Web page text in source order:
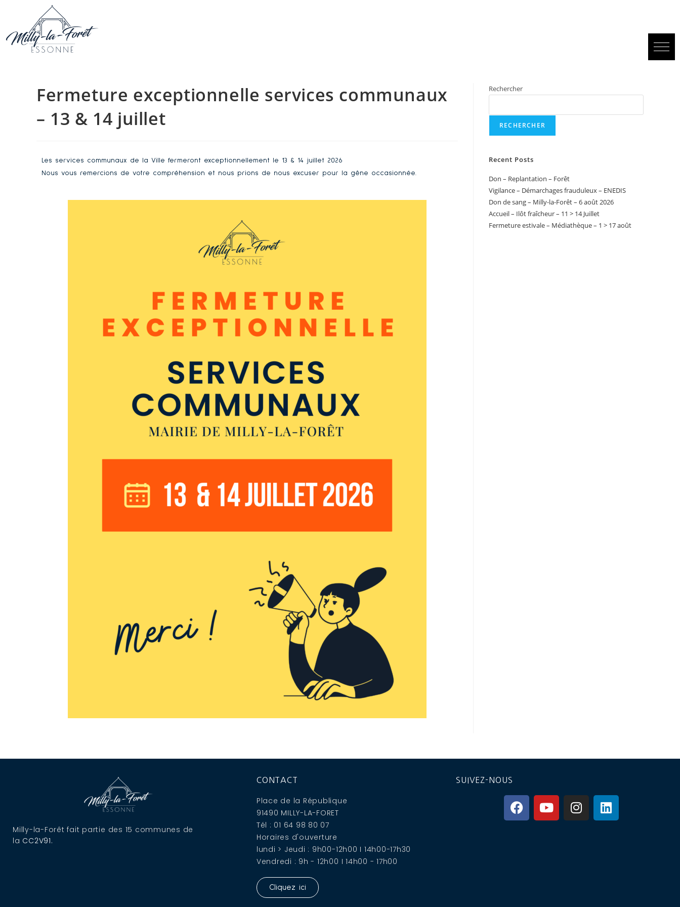
Fermeture exceptionnelle services communaux
– 13 & 14 juillet
Les services communaux de la Ville fermeront exceptionnellement le 13 & 14 juillet 2026
Nous vous remercions de votre compréhension et nous prions de nous excuser pour la gêne occasionnée.
Rechercher
RECHERCHER
Recent Posts
Don – Replantation – Forêt
Vigilance – Démarchages frauduleux – ENEDIS
Don de sang – Milly-la-Forêt – 6 août 2026
Accueil – Ilôt fraîcheur – 11 > 14 Juillet
Fermeture estivale – Médiathèque – 1 > 17 août
Milly-la-Forêt fait partie des 15 communes de
la CC2V91.
CONTACT
Place de la République
91490 MILLY-LA-FORET
Tél : 01 64 98 80 07
Horaires d'ouverture
lundi > Jeudi : 9h00-12h00 I 14h00-17h30
Vendredi : 9h - 12h00 I 14h00 - 17h00
Cliquez ici
SUIVEZ-NOUS